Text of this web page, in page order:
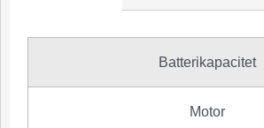
Batterikapacitet
Motor